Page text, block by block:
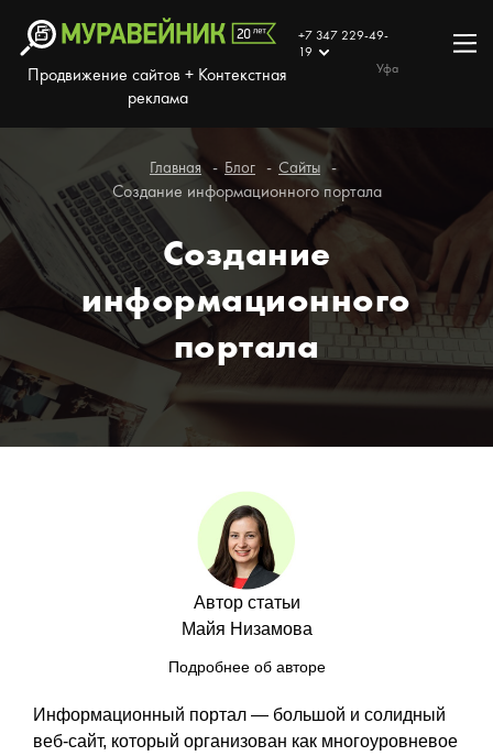
Продвижение сайтов + Контекстная
реклама
+7 347 229-49-
19
Уфа
Главная Блог Сайты
Создание информационного портала
Создание
информационного
портала
Автор статьи
Майя Низамова
Подробнее об авторе
Информационный портал — большой и солидный
веб-сайт, который организован как многоуровневое